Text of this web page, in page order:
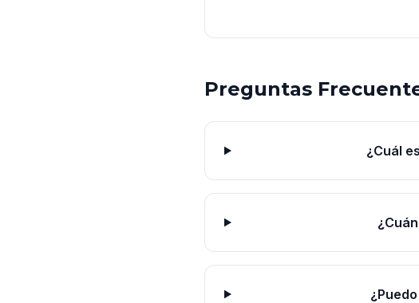
Preguntas
¿Cuál